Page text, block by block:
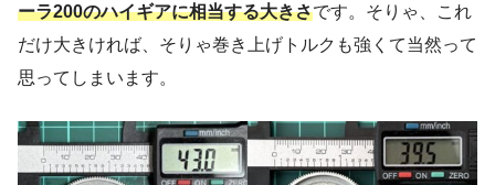
ーラ200のハイギアに相当する大きさです。そりゃ、これ
だけ大きければ、そりゃ巻き上げトルクも強くて当然って
思ってしまいます。